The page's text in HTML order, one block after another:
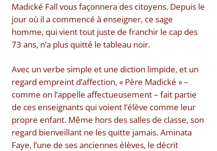
Madické Fall vous façonnera des citoyens. Depuis le
jour où il a commencé à enseigner, ce sage
homme, qui vient tout juste de franchir le cap des
73 ans, n’a plus quitté le tableau noir.
Avec un verbe simple et une diction limpide, et un
regard empreint d’affection, « Père Madické » –
comme on l’appelle affectueusement – fait partie
de ces enseignants qui voient l’élève comme leur
propre enfant. Même hors des salles de classe, son
regard bienveillant ne les quitte jamais. Aminata
Faye, l’une de ses anciennes élèves, le décrit